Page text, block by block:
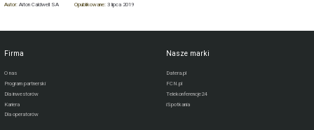
Autor:Aiton Caldwell SA Opublikowane: 3 lipca 2019
Firma
O nas
Program partnerski
Dla inwestorów
Kariera
Dla operatorów
Nasze marki
Datera.pl
FCN.pl
Telekonferencje24
iSpotkania